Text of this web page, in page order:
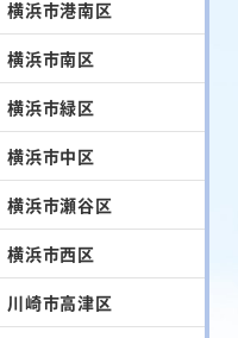
横浜市港南区
横浜市南区
横浜市緑区
横浜市中区
横浜市瀬谷区
横浜市西区
川崎市高津区